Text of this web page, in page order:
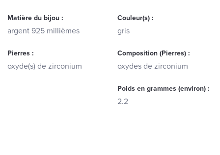
Matière du bijou :
argent 925 millièmes
Couleur(s) :
gris
Pierres :
oxyde(s) de zirconium
Composition (Pierres) :
oxydes de zirconium
Poids en grammes (environ) :
2.2